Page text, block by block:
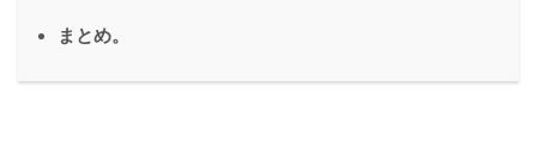
まとめ。